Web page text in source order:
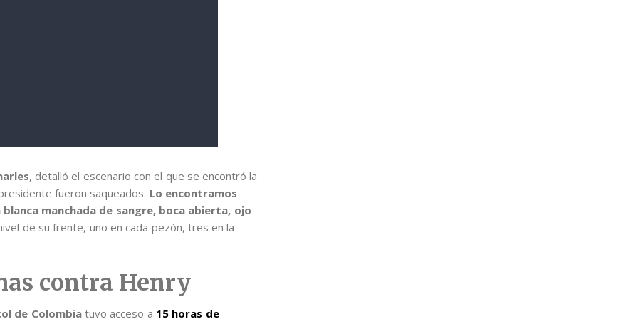
, detalló el escenario con el que se encontró la
fueron saqueados. Lo encontramos
manchada de sangre, boca abierta, ojo
de su frente, uno en cada pezón, tres en la
contra Henry
de Colombiatuvo acceso a 15 horas de